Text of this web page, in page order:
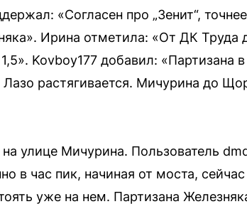
«Согласен про „Зенит“,
Ирина отметила: «От ДК Труда
Kovboy177 добавил: «Партизана
Лазо растягивается. Мичурина до
улице Мичурина. Пользователь
в час пик, начиная от моста,
уже на нем. Партизана